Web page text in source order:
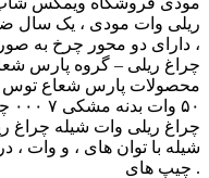
ریلی وات مودی ، یک سال
، دارای دو محور چرخ به
محصولات پارس شعاع توس
شیله با توان های ، و وات ،
چیپ های .